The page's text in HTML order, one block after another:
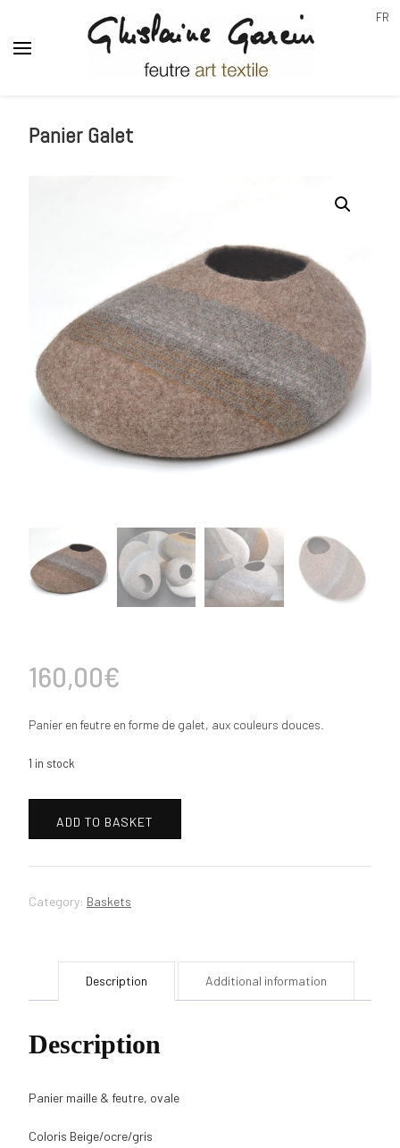
Panier Galet
160,00€
Panier en feutre en forme de galet, aux couleurs douces.
1 in stock
ADD TO BASKET
Category: Baskets
Description Additional information
Description
Panier maille & feutre, ovale
Coloris Beige/ocre/gris
FR